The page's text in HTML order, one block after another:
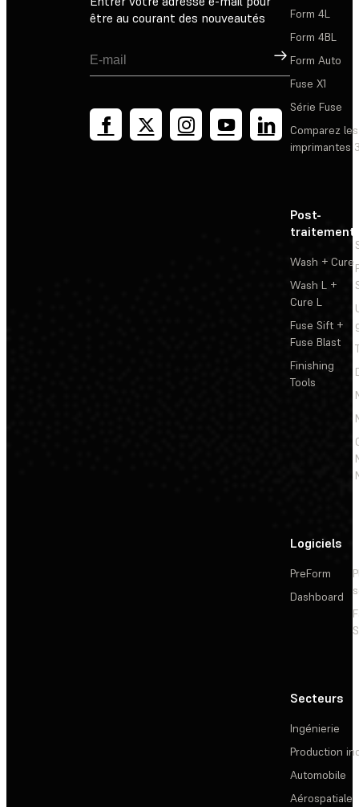
être au courant des nouveautés
Inscription
Form 4L
Form 4BL
Form Auto
Fuse X1
Série Fuse
Comparez les
imprimantes
Post-
traitement
Wash + Cure
Wash L +
Cure L
Fuse Sift +
Fuse Blast
Finishing
Tools
Logiciels
PreForm
Dashboard
Secteurs
Ingénierie
Production
Automobile
Aérospatiale